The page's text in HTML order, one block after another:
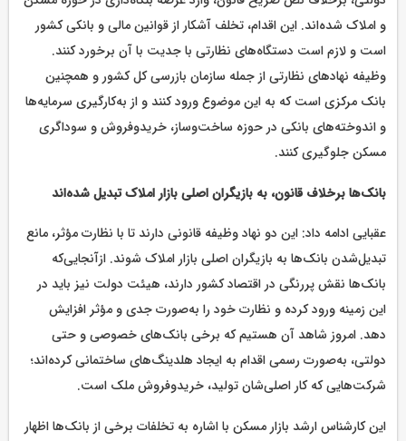
و املاک شده‌اند. این اقدام، تخلف آشکار از قوانین مالی و بانکی کشور
است و لازم است دستگاه‌های نظارتی با جدیت با آن برخورد کنند.
وظیفه نهادهای نظارتی از جمله سازمان بازرسی کل کشور و همچنین
بانک مرکزی است که به این موضوع ورود کنند و از به‌کارگیری سرمایه‌ها
و اندوخته‌های بانکی در حوزه ساخت‌وساز، خریدوفروش و سوداگری
مسکن جلوگیری کنند.
بانک‌ها برخلاف قانون، به بازیگران اصلی بازار املاک تبدیل شده‌اند
عقبایی ادامه داد: این دو نهاد وظیفه قانونی دارند تا با نظارت مؤثر، مانع
تبدیل‌شدن بانک‌ها به بازیگران اصلی بازار املاک شوند. ازآنجایی‌که
بانک‌ها نقش پررنگی در اقتصاد کشور دارند، هیئت دولت نیز باید در
این زمینه ورود کرده و نظارت خود را به‌صورت جدی و مؤثر افزایش
دهد. امروز شاهد آن هستیم که برخی بانک‌های خصوصی و حتی
دولتی، به‌صورت رسمی اقدام به ایجاد هلدینگ‌های ساختمانی کرده‌اند؛
شرکت‌هایی که کار اصلی‌شان تولید، خریدوفروش ملک است.
این کارشناس ارشد بازار مسکن با اشاره به تخلفات برخی از بانک‌ها اظهار